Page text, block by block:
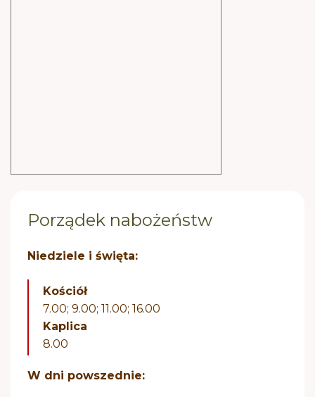
Porządek nabożeństw
Niedziele i święta:
Kościół
7.00; 9.00; 11.00; 16.00
Kaplica
8.00
W dni powszednie: